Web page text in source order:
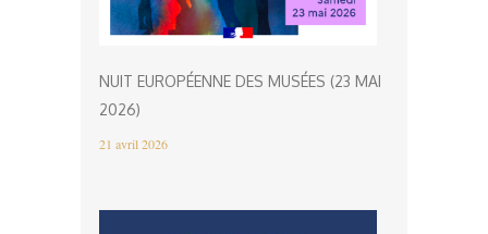
NUIT EUROPÉENNE DES MUSÉES (23 MAI
2026)
21 avril 2026